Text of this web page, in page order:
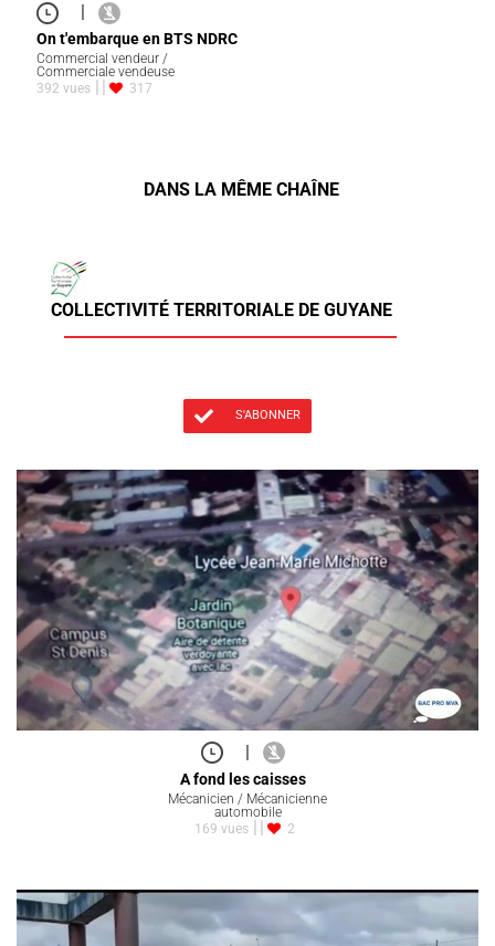
|
On t'embarque en BTS NDRC
Commercial vendeur /
Commerciale vendeuse
392 vues
317
DANS LA MÊME CHAÎNE
COLLECTIVITÉ TERRITORIALE DE GUYANE
S'ABONNER
|
A fond les caisses
Mécanicien / Mécanicienne
automobile
169 vues
2